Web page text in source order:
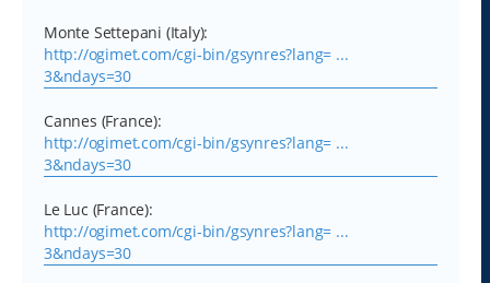
Monte Settepani (Italy):
http://ogimet.com/cgi-bin/gsynres?lang= ...
3&ndays=30
Cannes (France):
http://ogimet.com/cgi-bin/gsynres?lang= ...
3&ndays=30
Le Luc (France):
http://ogimet.com/cgi-bin/gsynres?lang= ...
3&ndays=30